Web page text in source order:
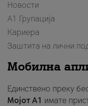
Новости
А1 Групација
Кариера
Заштита на лични
Мобилна
Единствено преку
Мојот A1 имате